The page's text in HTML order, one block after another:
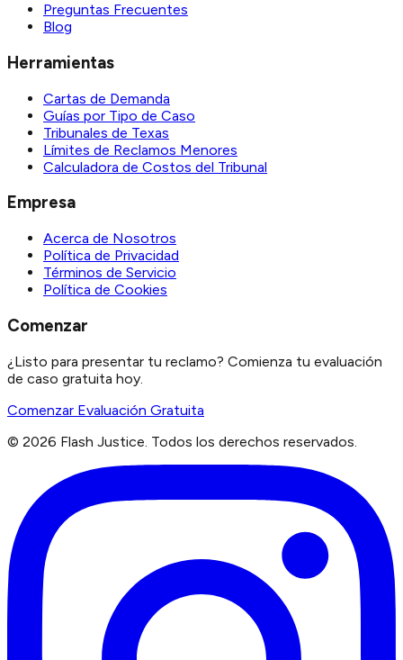
Preguntas Frecuentes
Blog
Herramientas
Cartas de Demanda
Guías por Tipo de Caso
Tribunales de Texas
Límites de Reclamos Menores
Calculadora de Costos del Tribunal
Empresa
Acerca de Nosotros
Política de Privacidad
Términos de Servicio
Política de Cookies
Comenzar
¿Listo para presentar tu reclamo? Comienza tu evaluación
de caso gratuita hoy.
Comenzar Evaluación Gratuita
© 2026 Flash Justice. Todos los derechos reservados.